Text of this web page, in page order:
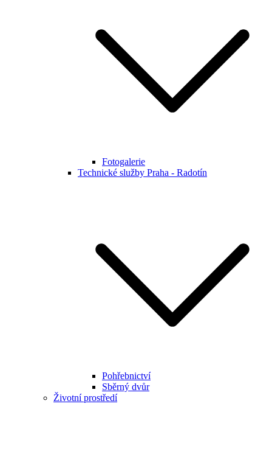
Fotogalerie
Technické služby Praha - Radotín
Pohřebnictví
Sběrný dvůr
Životní prostředí